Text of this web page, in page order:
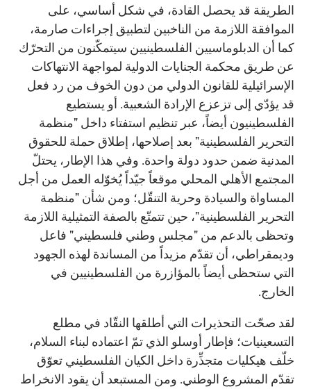
الطريقة قد يحصل القادة، في شكل أساسي، على
الموافقة اللازمة من الناخبين لتطبيق إجراءات صارمة،
كما أن الدبلوماسيين الفلسطينيين سيتمكّنون من التحرّك
عن طريق محكمة الجنايات الدولية لمواجهة الانتهاكات
الإسرائيلية للقانون الدولي من دون الخوف من رد فعل
قد يؤدّي إلى تزعزع الإرادة الشعبية. أو يستطيع
الفلسطينيون أيضاً، عبر تنظيم استفتاء داخل "منظمة
التحرير الفلسطينية" بعد إصلاحها، إطلاق حملة للحقوق
المدنية ضمن حدود دولة واحدة. وفي هذا الإطار، يحتلّ
المجتمع الأهلي المحلي موقعاً جيّداً يُخوّله العمل من أجل
المساواة والسيادة وحرية التنقّل؛ ومن شأن "منظمة
التحرير الفلسطينية"، حين تتمتّع بالصفة التمثيلية اللازمة
وتحظى بالدعم من "مجلس وطني فلسطيني" فاعل
وديمقراطي، أن تقدّم مزيداً من المساندة لهذه الجهود
التي ستحظى أيضاً بالمؤازرة من الفلسطينيين في
الخارج.
لقد صحّت التحذيرات التي أطلقها النقّاد في مطلع
التسعينيات؛ فإطار أوسلو الذي تمّ اعتماده لبناء السلام،
خلّف هيكليات متجذِّرة داخل الكيان الفلسطيني تعوّق
تقدّم المشروع الوطني. ومن المستبعد أن يقود الانخراط